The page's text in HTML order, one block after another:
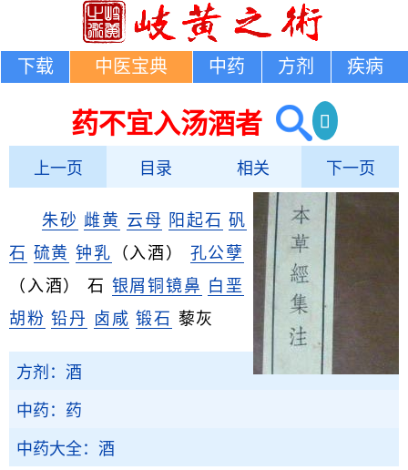
下载 中医宝典 中药 方剂 疾病
药不宜入汤酒者
上一页 目录 相关 下一页
朱砂 雌黄 云母 阳起石 矾
石 硫黄 钟乳 （入酒） 孔公孽
（入酒） 石 银屑铜镜鼻 白垩
胡粉 铅丹 卤咸 锻石 藜灰
方剂：酒
中药：药
中药大全：酒